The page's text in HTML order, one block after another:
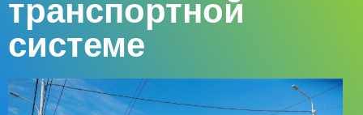
транспортной
системе